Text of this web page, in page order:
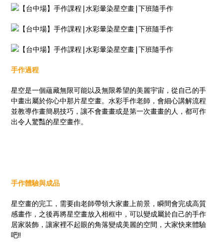
手作過程
星空是一個蘊藏無限可能以及無限希望的美麗宇宙，從自己的手
中畫出屬於你心中那片星空畫。水彩手作老師，會細心講解流程
並教導作畫簡易技巧，讓不會畫畫或是第一次畫畫的人，都可作
出令人驚豔的星空畫作。
手作體驗與成品
星空畫的完工，需要由老師帶領大家畫上前景，瞬間會完成高質
感畫作，之後再將星空畫放入相框中，可以變成屬於自己的手作
居家裝飾，讓家裡不起眼的角落變成美麗的空間，大家快來體驗
吧!!